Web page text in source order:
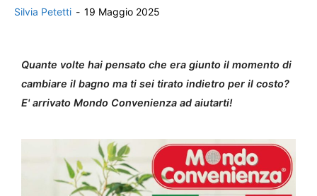
Silvia Petetti - 19 Maggio 2025
Quante volte hai pensato che era giunto il momento di
cambiare il bagno ma ti sei tirato indietro per il costo?
E' arrivato Mondo Convenienza ad aiutarti!